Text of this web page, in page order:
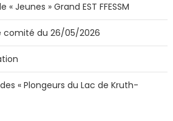
Jeunes » Grand EST FFESSM
comité du 26/05/2026
« Plongeurs du Lac de Kruth-